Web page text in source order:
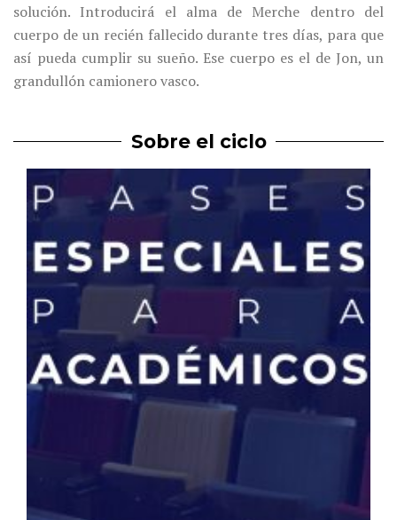
solución. Introducirá el alma de Merche dentro del
cuerpo de un recién fallecido durante tres días, para que
así pueda cumplir su sueño. Ese cuerpo es el de Jon, un
grandullón camionero vasco.
Sobre el ciclo